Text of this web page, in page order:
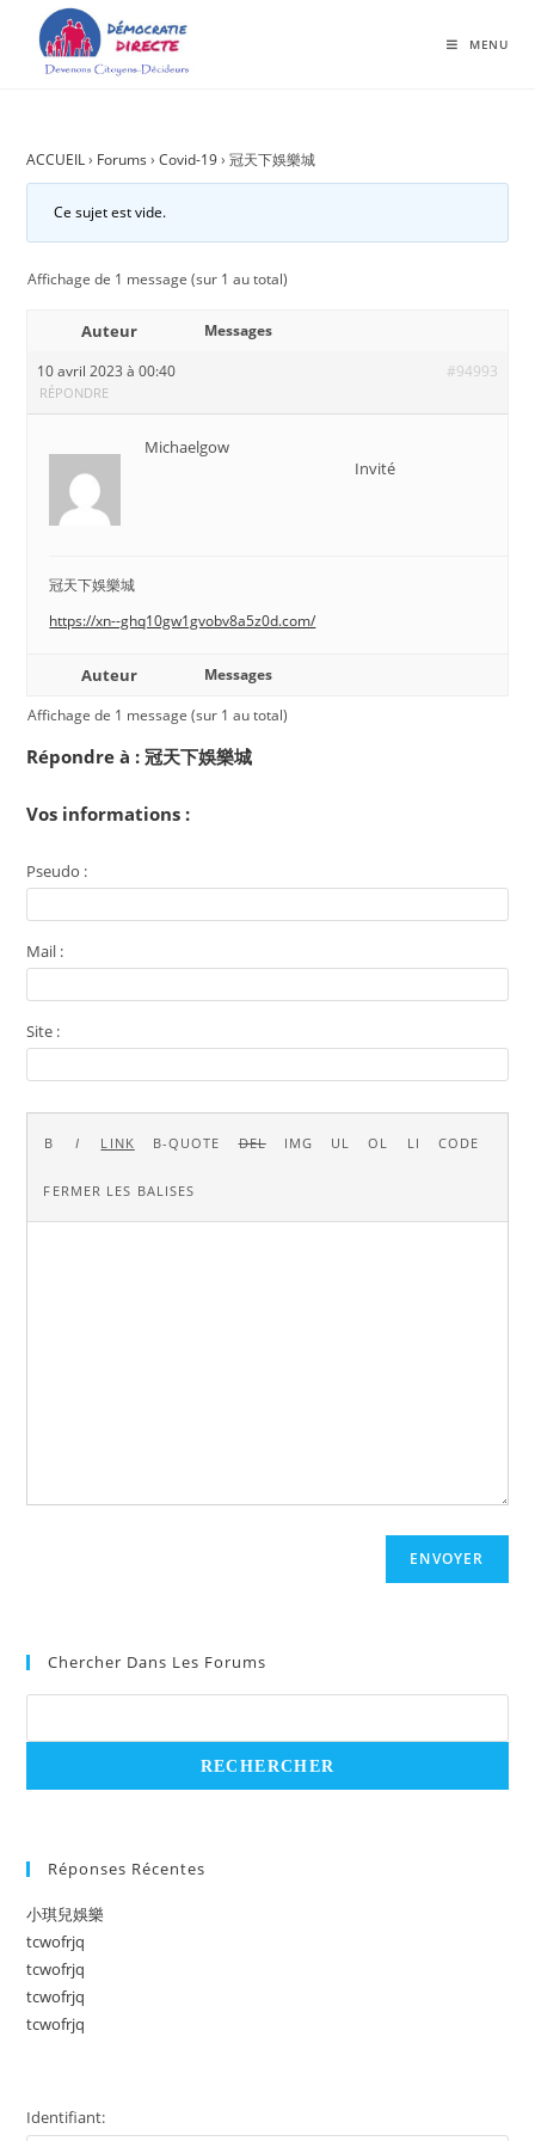
MENU
ACCUEIL › Forums › Covid-19 › 冠天下娛樂城
Ce sujet est vide.
Affichage de 1 message (sur 1 au total)
Auteur
Messages
10 avril 2023 à 00:40
#94993
RÉPONDRE
Michaelgow
Invité
冠天下娛樂城
https://xn--ghq10gw1gvobv8a5z0d.com/
Auteur
Messages
Affichage de 1 message (sur 1 au total)
Répondre à : 冠天下娛樂城
Vos informations :
Pseudo :
Mail :
Site :
ENVOYER
Chercher Dans Les Forums
Réponses Récentes
小琪兒娛樂
tcwofrjq
tcwofrjq
tcwofrjq
tcwofrjq
Identifiant: